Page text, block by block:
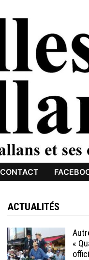
CONTACT
ACTUALITÉS
«